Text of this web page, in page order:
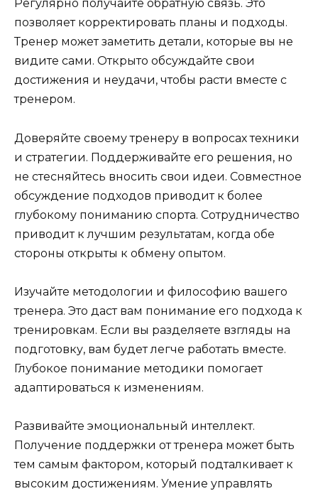
Регулярно получайте обратную связь. Это
позволяет корректировать планы и подходы.
Тренер может заметить детали, которые вы не
видите сами. Открыто обсуждайте свои
достижения и неудачи, чтобы расти вместе с
тренером.
Доверяйте своему тренеру в вопросах техники
и стратегии. Поддерживайте его решения, но
не стесняйтесь вносить свои идеи. Совместное
обсуждение подходов приводит к более
глубокому пониманию спорта. Сотрудничество
приводит к лучшим результатам, когда обе
стороны открыты к обмену опытом.
Изучайте методологии и философию вашего
тренера. Это даст вам понимание его подхода к
тренировкам. Если вы разделяете взгляды на
подготовку, вам будет легче работать вместе.
Глубокое понимание методики помогает
адаптироваться к изменениям.
Развивайте эмоциональный интеллект.
Получение поддержки от тренера может быть
тем самым фактором, который подталкивает к
высоким достижениям. Умение управлять